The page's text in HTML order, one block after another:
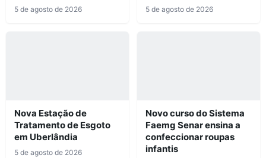
5 de agosto de 2026 5 de agosto de 2026
Nova Estação de
Tratamento de Esgoto
em Uberlândia
5 de agosto de 2026
Novo curso do Sistema
Faemg Senar ensina a
confeccionar roupas
infantis